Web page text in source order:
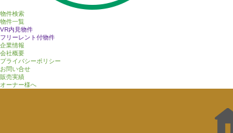
物件検索
物件一覧
VR内見物件
フリーレント付物件
企業情報
会社概要
プライバシーポリシー
お問い合せ
販売実績
オーナー様へ